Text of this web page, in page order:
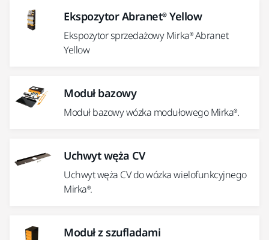
Ekspozytor Abranet® Yellow
Ekspozytor sprzedażowy Mirka® Abranet
Yellow
Moduł bazowy
Moduł bazowy wózka modułowego Mirka®.
Uchwyt węża CV
Uchwyt węża CV do wózka wielofunkcyjnego
Mirka®.
Moduł z szufladami